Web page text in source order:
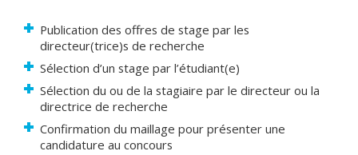
Publication des offres de stage par les
directeur(trice)s de recherche
Sélection d’un stage par l’étudiant(e)
Sélection du ou de la stagiaire par le directeur ou la
directrice de recherche
Confirmation du maillage pour présenter une
candidature au concours